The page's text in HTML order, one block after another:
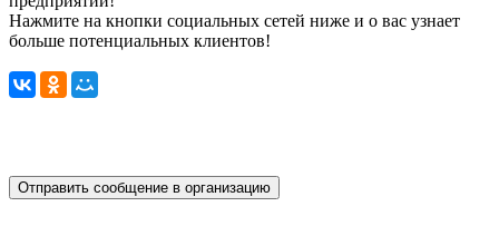
Нажмите на кнопки социальных сетей ниже и о вас узнает
больше потенциальных клиентов!